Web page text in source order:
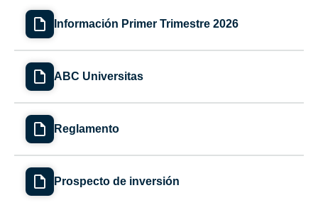
Información Primer Trimestre 2026
ABC Universitas
Reglamento
Prospecto de inversión